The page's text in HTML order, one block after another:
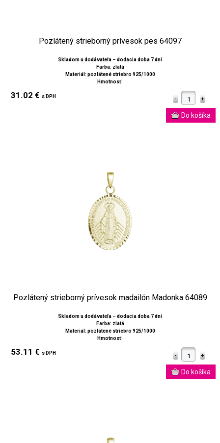
Pozlátený strieborný prívesok pes 64097
Skladom u dodávateľa – dodacia doba 7 dní
Farba: zlatá
Materiál: pozlátené striebro 925/1000
Hmotnosť:
31.02 € s DPH
Pozlátený strieborný prívesok madailón Madonka 64089
Skladom u dodávateľa – dodacia doba 7 dní
Farba: zlatá
Materiál: pozlátené striebro 925/1000
Hmotnosť:
53.11 € s DPH